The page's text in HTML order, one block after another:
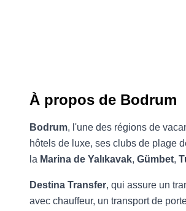
À propos de Bodrum
Bodrum, l'une des régions de
hôtels de luxe, ses clubs de plage
la Marina de Yalıkavak, Gümbet,
Destina Transfer, qui assure un
avec chauffeur, un transport de